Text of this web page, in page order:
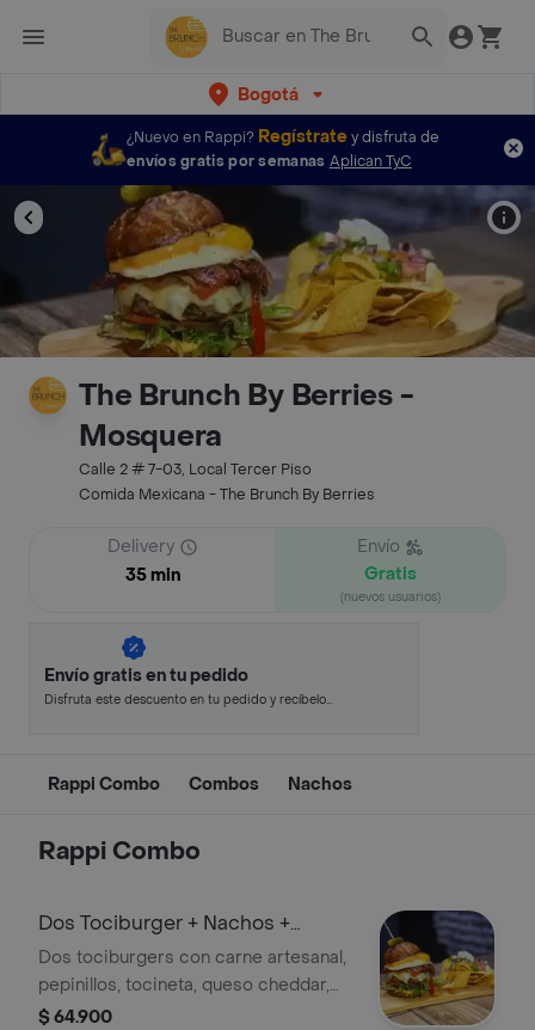
Bogotá
¿Nuevo en Rappi? Regístratey disfruta de
envíos gratis por semanas Aplican TyC
The Brunch By Berries -
Mosquera
Calle 2 # 7-03, Local Tercer Piso
Comida Mexicana - The Brunch By Berries
Delivery
35 min
Envío
Gratis
(nuevos usuarios)
Envío gratis en tu pedido
Disfruta este descuento en tu pedido y recíbelo
Rappi Combo Combos Nachos
Rappi Combo
Dos Tociburger + Nachos +
Bebidas
Dos tociburgers con carne artesanal,
pepinillos, tocineta, queso cheddar,
lechuga y tomate, acompañadas
$ 64.900